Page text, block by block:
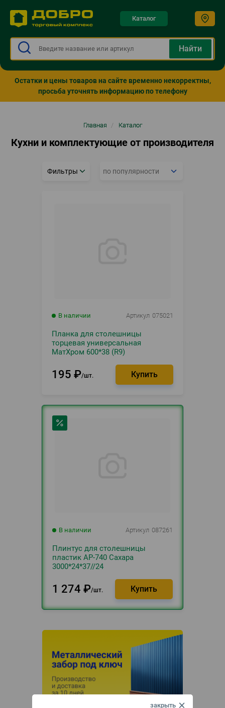
Каталог
Остатки и цены товаров на сайте временно некорректны,
просьба уточнять информацию по телефону
Главная / Каталог
Кухни и комплектующие от производителя
Фильтры
В наличии Артикул 075021
Планка для столешницы
торцевая универсальная
МатХром 600*38 (R9)
195 ₽ шт.
В наличии Артикул 087261
Плинтус для столешницы
пластик АР-740 Сахара
3000*24*37//24
1 274 ₽ шт.